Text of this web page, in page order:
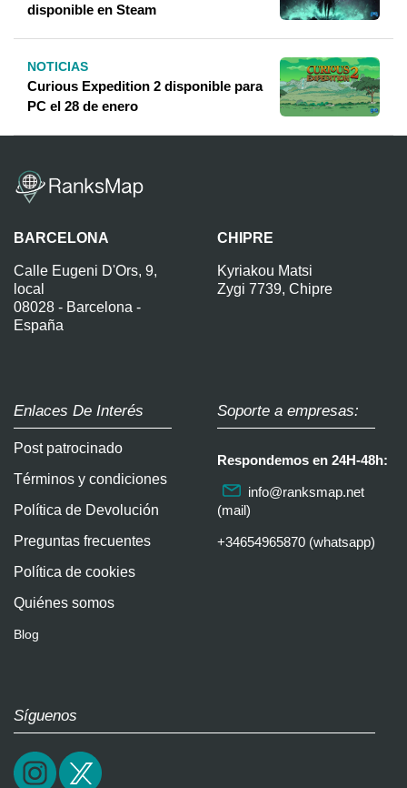
disponible en Steam
NOTICIAS
Curious Expedition 2 disponible para
PC el 28 de enero
BARCELONA
Calle Eugeni D'Ors, 9,
local
08028 - Barcelona -
España
CHIPRE
Kyriakou Matsi
Zygi 7739, Chipre
Enlaces De Interés
Post patrocinado
Términos y condiciones
Política de Devolución
Preguntas frecuentes
Política de cookies
Quiénes somos
Blog
Soporte a empresas:
Respondemos en 24H-48h:
info@ranksmap.net
(mail)
+34654965870 (whatsapp)
Síguenos